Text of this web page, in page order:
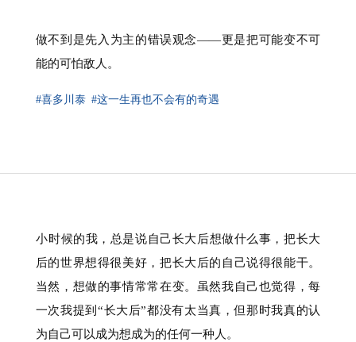
做不到是先入为主的错误观念——更是把可能变不可
能的可怕敌人。
#喜多川泰 #这一生再也不会有的奇遇
⁠小时候的我，总是说自己长大后想做什么事，把长大
后的世界想得很美好，把长大后的自己说得很能干。
当然，想做的事情常常在变。虽然我自己也觉得，每
一次我提到“长大后”都没有太当真，但那时我真的认
为自己可以成为想成为的任何一种人。